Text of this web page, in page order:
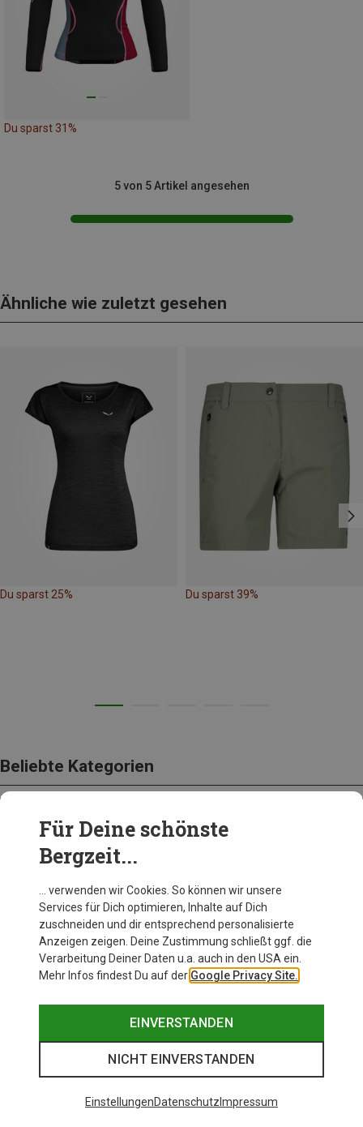
Du sparst 31%
5 von 5 Artikel angesehen
Ähnliche wie zuletzt gesehen
Du sparst 25% Du sparst 39%
Beliebte Kategorien
BEKLEIDUNG
Für Deine schönste
Bergzeit...
… verwenden wir Cookies. So können wir unsere
Services für Dich optimieren, Inhalte auf Dich
zuschneiden und dir entsprechend personalisierte
Anzeigen zeigen. Deine Zustimmung schließt ggf. die
Verarbeitung Deiner Daten u.a. auch in den USA ein.
Mehr Infos findest Du auf der Google Privacy Site.
EINVERSTANDEN
NICHT EINVERSTANDEN
EinstellungenDatenschutz Impressum